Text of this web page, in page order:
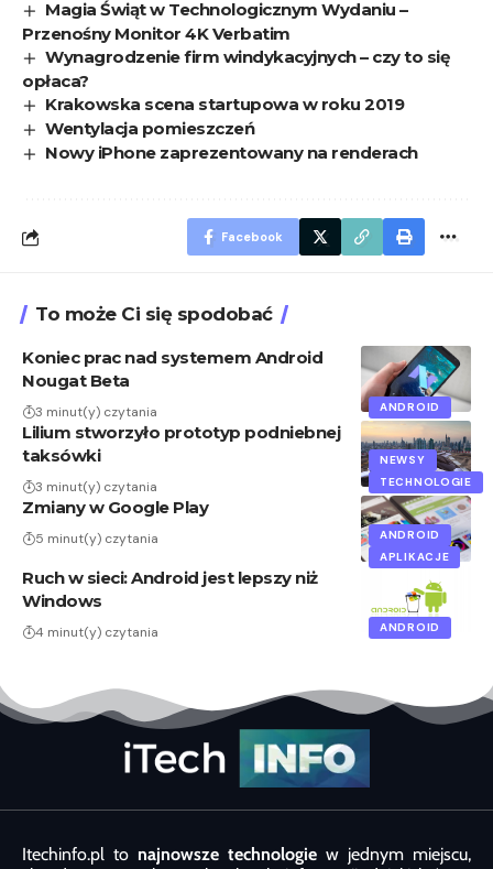
Magia Świąt w Technologicznym Wydaniu –
Przenośny Monitor 4K Verbatim
Wynagrodzenie firm windykacyjnych – czy to się
opłaca?
Krakowska scena startupowa w roku 2019
Wentylacja pomieszczeń
Nowy iPhone zaprezentowany na renderach
Facebook
To może Ci się spodobać
ANDROID
Koniec prac nad systemem Android
Nougat Beta
3 minut(y) czytania
NEWSY
TECHNOLOGIE
Lilium stworzyło prototyp podniebnej
taksówki
3 minut(y) czytania
ANDROID
APLIKACJE
Zmiany w Google Play
5 minut(y) czytania
ANDROID
Ruch w sieci: Android jest lepszy niż
Windows
4 minut(y) czytania
Itechinfo.pl to najnowsze technologie w jednym miejscu,